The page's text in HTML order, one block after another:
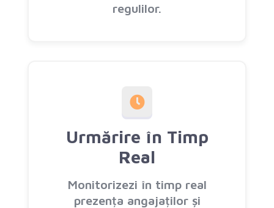
regulilor.
Urmărire în Timp
Real
Monitorizezi în timp real
prezența angajaților și